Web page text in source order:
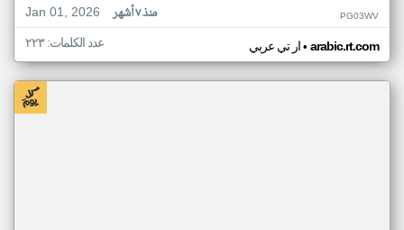
Jan 01, 2026
منذ ٧ أشهر PG03WV
ار تي عربي• arabic.rt.com عدد الكلمات: ٢٢٣